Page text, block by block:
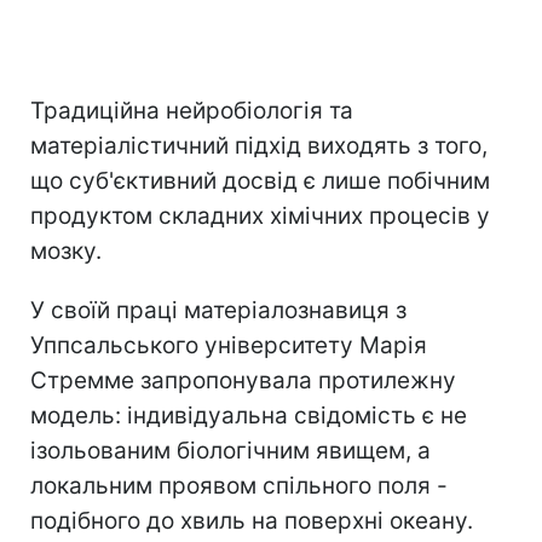
Традиційна нейробіологія та
матеріалістичний підхід виходять з того,
що суб'єктивний досвід є лише побічним
продуктом складних хімічних процесів у
мозку.
У своїй праці матеріалознавиця з
Уппсальського університету Марія
Стремме запропонувала протилежну
модель: індивідуальна свідомість є не
ізольованим біологічним явищем, а
локальним проявом спільного поля -
подібного до хвиль на поверхні океану.